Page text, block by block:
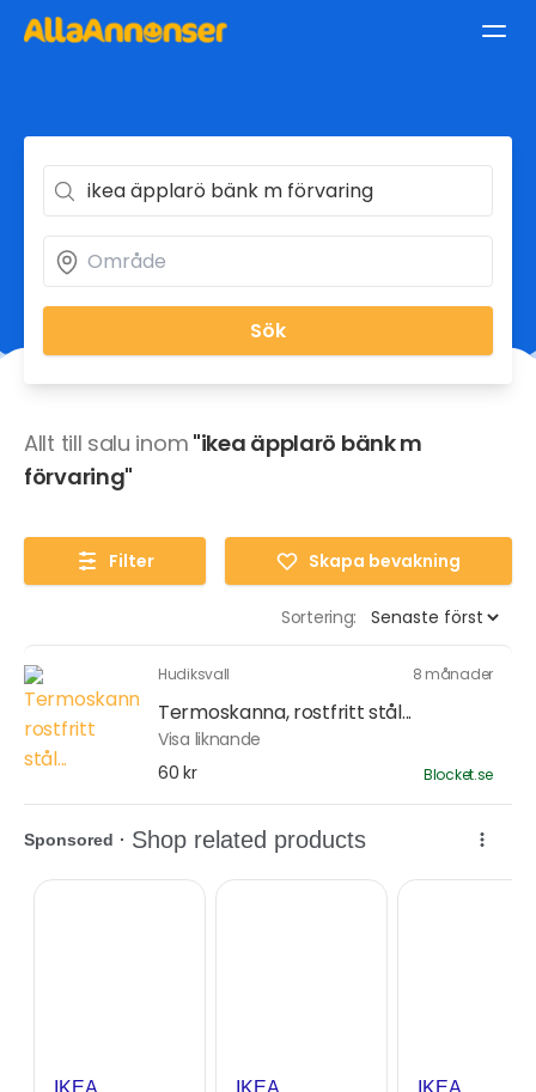
Sök
Allt till salu inom "ikea äpplarö bänk m
förvaring"
Filter Skapa bevakning
Sortering:
Hudiksvall 8 månader
Termoskanna, rostfritt stål...
Visa liknande
60 kr
Blocket.se